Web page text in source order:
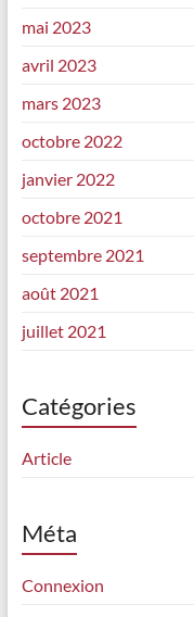
mai 2023
avril 2023
mars 2023
octobre 2022
janvier 2022
octobre 2021
septembre 2021
août 2021
juillet 2021
Catégories
Article
Méta
Connexion